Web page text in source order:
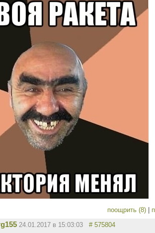
поощрить (8)
24.01.2017 в 15:03:03 # 575804